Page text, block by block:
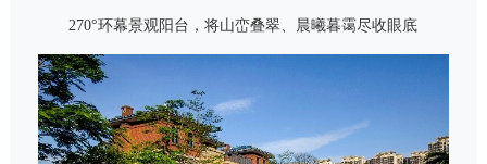
270°环幕景观阳台，将山峦叠翠、晨曦暮霭尽收眼底